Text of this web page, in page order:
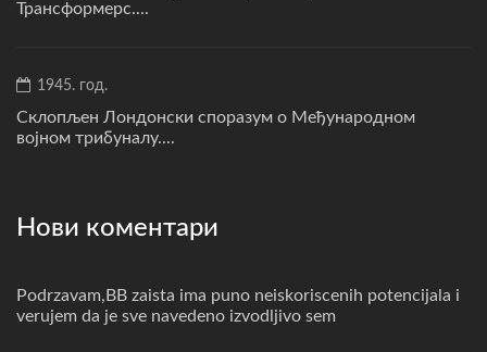
Трансформерс....
1945. год.
Склопљен Лондонски споразум о Међународном
војном трибуналу....
Нови коментари
Podrzavam,BB zaista ima puno neiskoriscenih potencijala i
verujem da je sve navedeno izvodljivo sem